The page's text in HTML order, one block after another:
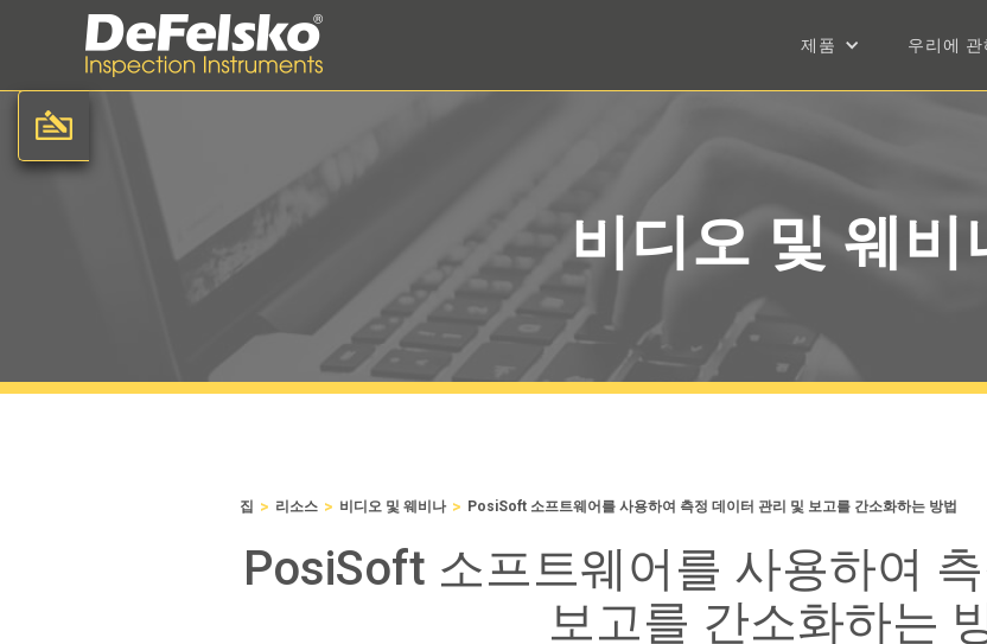
제품 우리에 관
비디오 및 웨비
집 > 리소스 > 비디오 및 웨비나 > PosiSoft 소프트웨어를 사용하여 측정 데이터 관리 및 보고를 간소화하는 방법
PosiSoft 소프트웨어를 사용하여
보고를 간소화하는